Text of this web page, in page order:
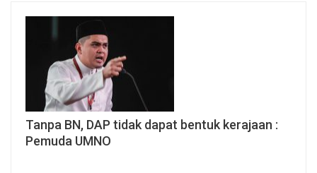
Tanpa BN, DAP tidak dapat bentuk kerajaan :
Pemuda UMNO